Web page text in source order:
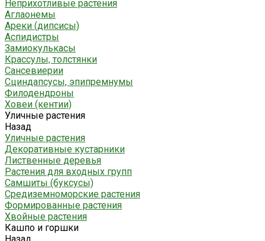
Неприхотливые растения
Аглаонемы
Ареки (дипсисы)
Аспидистры
Замиокулькасы
Крассулы, толстянки
Сансевиерии
Сциндапсусы, эпипремнумы
Филодендроны
Ховеи (кентии)
Уличные растения
Назад
Уличные растения
Декоративные кустарники
Лиственные деревья
Растения для входных групп
Самшиты (буксусы)
Средиземноморские растения
Формированные растения
Хвойные растения
Кашпо и горшки